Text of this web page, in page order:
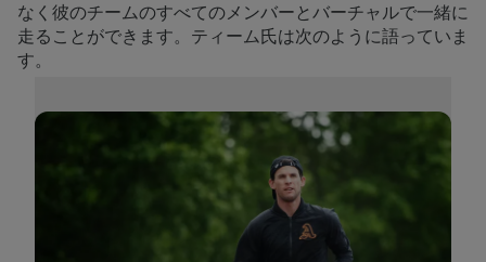
なく彼のチームのすべてのメンバーとバーチャルで一緒に
走ることができます。ティーム氏は次のように語っていま
す。